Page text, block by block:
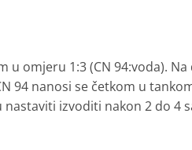
u omjeru 1:3 (CN 94:voda).
94 nanosi se četkom u
izvoditi nakon 2 do 4